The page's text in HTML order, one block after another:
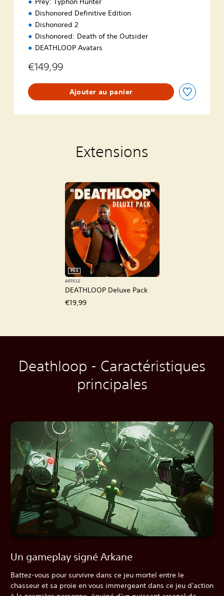
Dishonored Definitive Edition
Dishonored 2
Dishonored: Death of the Outsider
DEATHLOOP Avatars
€149,99
Ajouter au panier
Extensions
DEATHLOOP Deluxe Pack
PS5
ARTICLE
€19,99
Deathloop - Caractéristiques
principales
Un gameplay signé Arkane
Battez-vous pour survivre dans ce jeu mortel entre le
chasseur et sa proie en vous immergeant dans ce jeu d'action